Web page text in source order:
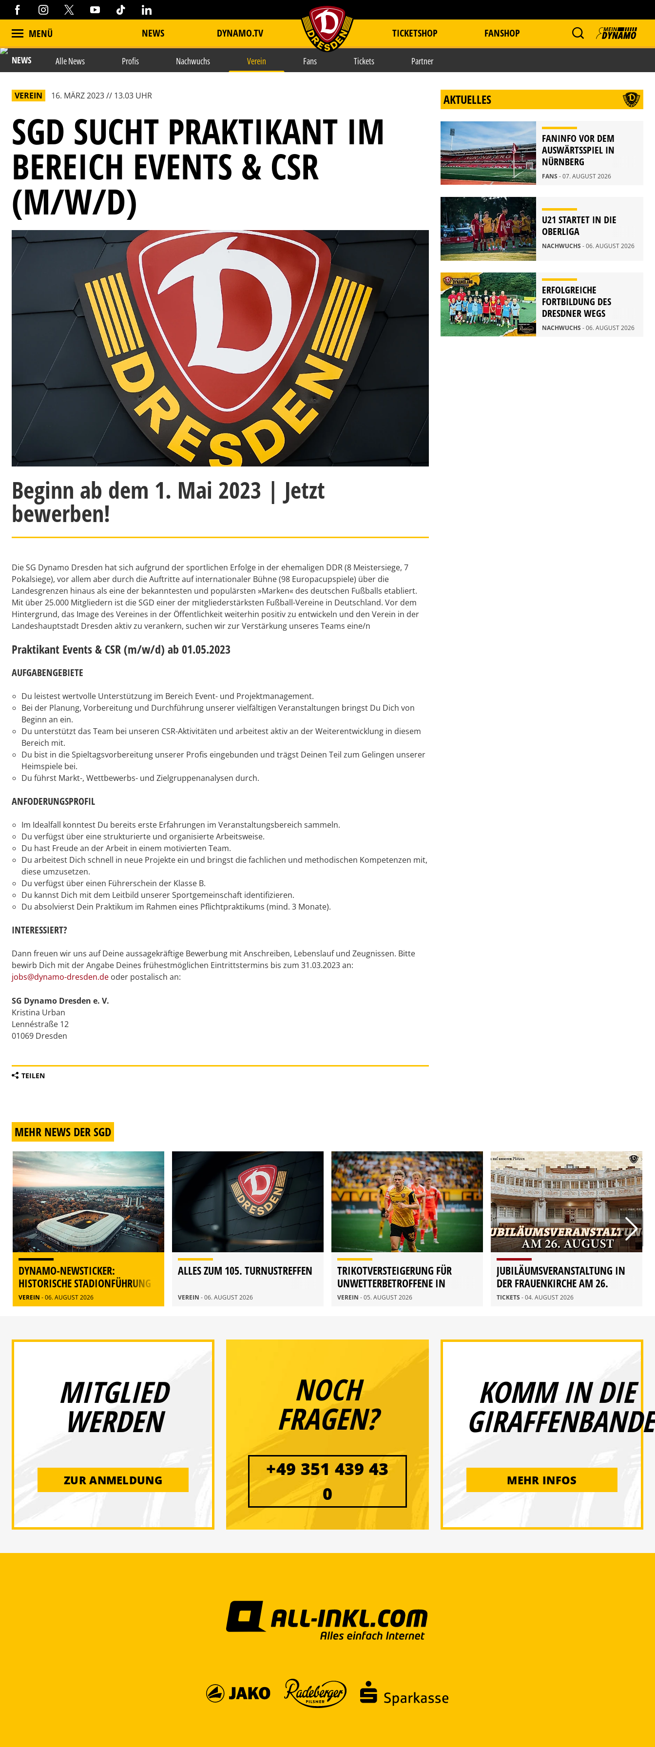
MENÜ NEWS DYNAMO.TV item.title TICKETSHOP FANSHOP
NEWS Alle News Profis Nachwuchs Verein Fans Tickets Partner
VEREIN 16. MÄRZ 2023 // 13.03 UHR
SGD SUCHT PRAKTIKANT IM
BEREICH EVENTS & CSR
(M/W/D)
Beginn ab dem 1. Mai 2023 | Jetzt
bewerben!
Die SG Dynamo Dresden hat sich aufgrund der sportlichen Erfolge in der ehemaligen DDR (8 Meistersiege, 7
Pokalsiege), vor allem aber durch die Auftritte auf internationaler Bühne (98 Europacupspiele) über die
Landesgrenzen hinaus als eine der bekanntesten und populärsten »Marken« des deutschen Fußballs etabliert.
Mit über 25.000 Mitgliedern ist die SGD einer der mitgliederstärksten Fußball-Vereine in Deutschland. Vor dem
Hintergrund, das Image des Vereines in der Öffentlichkeit weiterhin positiv zu entwickeln und den Verein in der
Landeshauptstadt Dresden aktiv zu verankern, suchen wir zur Verstärkung unseres Teams eine/n
Praktikant Events & CSR (m/w/d) ab 01.05.2023
AUFGABENGEBIETE
Du leistest wertvolle Unterstützung im Bereich Event- und Projektmanagement.
Bei der Planung, Vorbereitung und Durchführung unserer vielfältigen Veranstaltungen bringst Du Dich von
Beginn an ein.
Du unterstützt das Team bei unseren CSR-Aktivitäten und arbeitest aktiv an der Weiterentwicklung in diesem
Bereich mit.
Du bist in die Spieltagsvorbereitung unserer Profis eingebunden und trägst Deinen Teil zum Gelingen unserer
Heimspiele bei.
Du führst Markt-, Wettbewerbs- und Zielgruppenanalysen durch.
ANFODERUNGSPROFIL
Im Idealfall konntest Du bereits erste Erfahrungen im Veranstaltungsbereich sammeln.
Du verfügst über eine strukturierte und organisierte Arbeitsweise.
Du hast Freude an der Arbeit in einem motivierten Team.
Du arbeitest Dich schnell in neue Projekte ein und bringst die fachlichen und methodischen Kompetenzen mit,
diese umzusetzen.
Du verfügst über einen Führerschein der Klasse B.
Du kannst Dich mit dem Leitbild unserer Sportgemeinschaft identifizieren.
Du absolvierst Dein Praktikum im Rahmen eines Pflichtpraktikums (mind. 3 Monate).
INTERESSIERT?
Dann freuen wir uns auf Deine aussagekräftige Bewerbung mit Anschreiben, Lebenslauf und Zeugnissen. Bitte
bewirb Dich mit der Angabe Deines frühestmöglichen Eintrittstermins bis zum 31.03.2023 an:
jobs@dynamo-dresden.de oder postalisch an:
SG Dynamo Dresden e. V.
Kristina Urban
Lennéstraße 12
01069 Dresden
TEILEN
AKTUELLES
FANINFO VOR DEM
AUSWÄRTSSPIEL IN
NÜRNBERG
FANS - 07. AUGUST 2026
U21 STARTET IN DIE
OBERLIGA
NACHWUCHS - 06. AUGUST 2026
ERFOLGREICHE
FORTBILDUNG DES
DRESDNER WEGS
NACHWUCHS - 06. AUGUST 2026
MEHR NEWS DER SGD
DYNAMO-NEWSTICKER:
HISTORISCHE STADIONFÜHRUNG
AM 21. AUGUST
VEREIN - 06. AUGUST 2026
ALLES ZUM 105. TURNUSTREFFEN
VEREIN - 06. AUGUST 2026
TRIKOTVERSTEIGERUNG FÜR
UNWETTERBETROFFENE IN
RATHEN
VEREIN - 05. AUGUST 2026
JUBILÄUMSVERANSTALTUNG IN
DER FRAUENKIRCHE AM 26.
AUGUST
TICKETS - 04. AUGUST 2026
MITGLIED
WERDEN
ZUR ANMELDUNG
NOCH
FRAGEN?
+49 351 439 43
0
KOMM IN DIE
GIRAFFENBANDE
MEHR INFOS